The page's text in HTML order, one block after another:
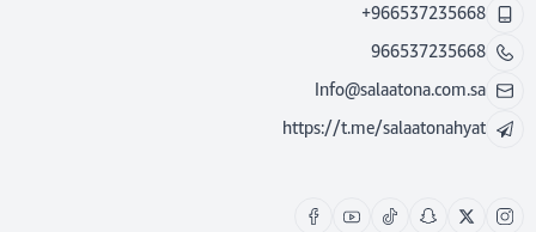
+966537235668
966537235668
Info@salaatona.com.sa
https://t.me/salaatonahyat